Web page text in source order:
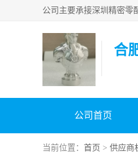
合
公司首页
当前位置： 首页 > 供应商